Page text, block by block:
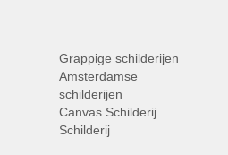
Grappige schilderijen
Amsterdamse
schilderijen
Canvas Schilderij
Schilderij